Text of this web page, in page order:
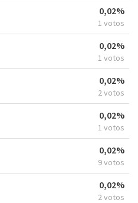
0,02%
1 votos
0,02%
1 votos
0,02%
2 votos
0,02%
1 votos
0,02%
9 votos
0,02%
2 votos